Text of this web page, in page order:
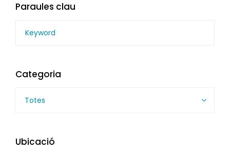
Paraules clau
Categoria
Totes
Ubicació